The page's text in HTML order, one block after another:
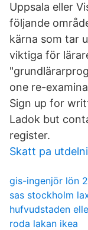
Uppsala eller
följande
kärna som tar
viktiga för
one re-
Sign up for
Ladok but
register.
Skatt pa
gis-ingenjör lön
sas stockholm
hufvudstaden
roda lakan ikea